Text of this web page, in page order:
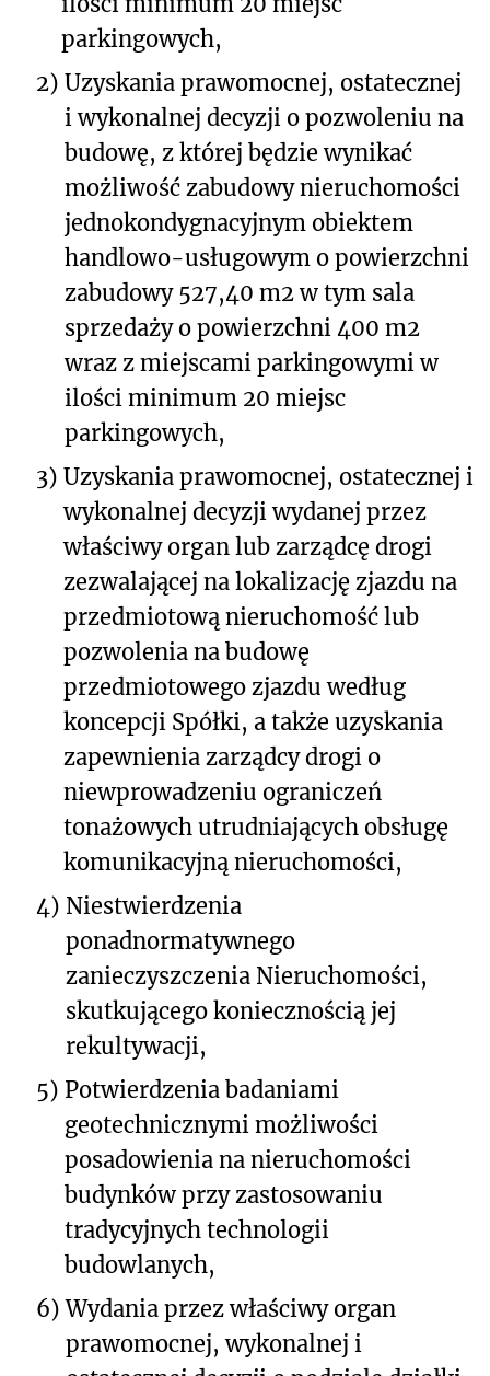
parkingowych,
2) Uzyskania prawomocnej, ostatecznej
i wykonalnej decyzji o pozwoleniu na
budowę, z której będzie wynikać
możliwość zabudowy nieruchomości
jednokondygnacyjnym obiektem
handlowo-usługowym o powierzchni
zabudowy 527,40 m2w tym sala
sprzedaży o powierzchni 400 m2
wraz z miejscami parkingowymi w
ilości minimum 20 miejsc
parkingowych,
3) Uzyskania prawomocnej, ostatecznej i
wykonalnej decyzji wydanej przez
właściwy organ lub zarządcę drogi
zezwalającej na lokalizację zjazdu na
przedmiotową nieruchomość lub
pozwolenia na budowę
przedmiotowego zjazdu według
koncepcji Spółki, a także uzyskania
zapewnienia zarządcy drogi o
niewprowadzeniu ograniczeń
tonażowych utrudniających obsługę
komunikacyjną nieruchomości,
4) Niestwierdzenia
ponadnormatywnego
zanieczyszczenia Nieruchomości,
skutkującego koniecznością jej
rekultywacji,
5) Potwierdzenia badaniami
geotechnicznymi możliwości
posadowienia na nieruchomości
budynków przy zastosowaniu
tradycyjnych technologii
budowlanych,
6) Wydania przez właściwy organ
prawomocnej, wykonalnej i